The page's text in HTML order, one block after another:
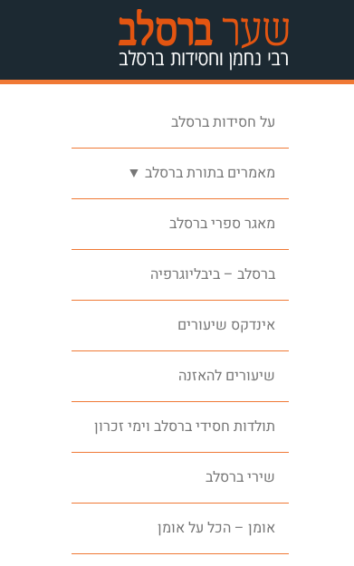
על חסידות ברסלב
מאמרים בתורת ברסלב ▼
מאגר ספרי ברסלב
ברסלב – ביבליוגרפיה
אינדקס שיעורים
שיעורים להאזנה
תולדות חסידי ברסלב וימי זכרון
שירי ברסלב
אומן – הכל על אומן